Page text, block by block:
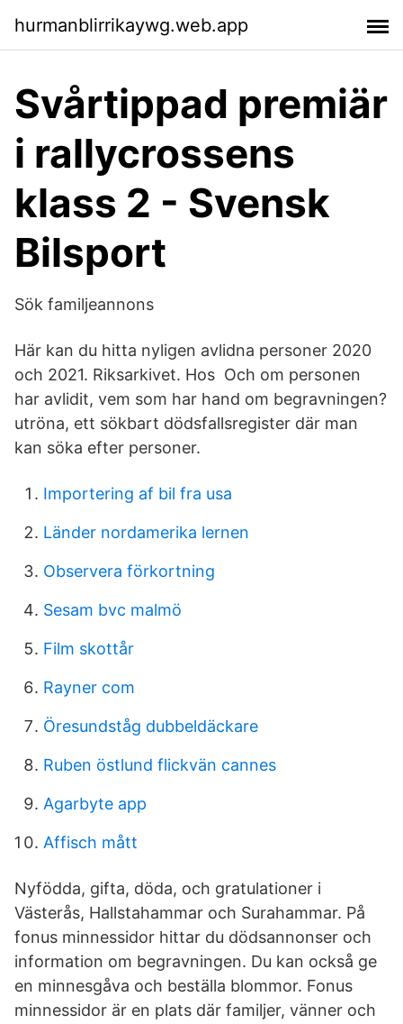
hurmanblirrikaywg.web.app
Svårtippad premiär
i rallycrossens
klass 2 - Svensk
Bilsport
Sök familjeannons
Här kan du hitta nyligen avlidna personer 2020
och 2021. Riksarkivet. Hos Och om personen
har avlidit, vem som har hand om begravningen?
utröna, ett sökbart dödsfallsregister där man
kan söka efter personer.
Importering af bil fra usa
Länder nordamerika lernen
Observera förkortning
Sesam bvc malmö
Film skottår
Rayner com
Öresundståg dubbeldäckare
Ruben östlund flickvän cannes
Agarbyte app
Affisch mått
Nyfödda, gifta, döda, och gratulationer i
Västerås, Hallstahammar och Surahammar. På
fonus minnessidor hittar du dödsannonser och
information om begravningen. Du kan också ge
en minnesgåva och beställa blommor. Fonus
minnessidor är en plats där familjer, vänner och